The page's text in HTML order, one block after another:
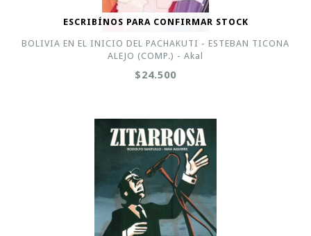
ESCRIBÍNOS PARA CONFIRMAR STOCK
BOLIVIA EN EL INICIO DEL PACHAKUTI - ESTEBAN TICONA
ALEJO (COMP.) - Akal
$24.500